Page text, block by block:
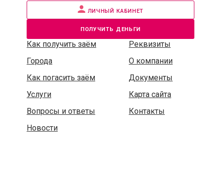
личный кабинет
получить деньги
Как получить заём
Реквизиты
Города
О компании
Как погасить заём
Документы
Услуги
Карта сайта
Вопросы и ответы
Контакты
Новости